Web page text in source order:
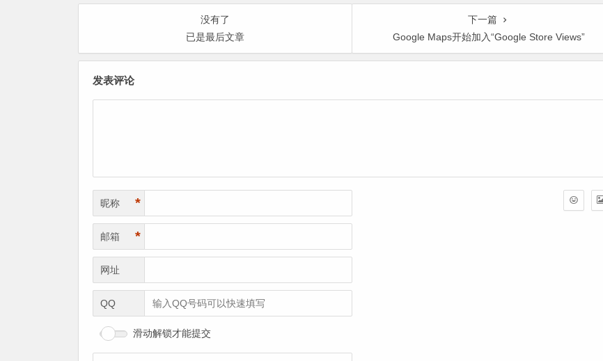
没有了
已是最后文章
下一篇
Google Maps开始加入“Google Store Views”
发表评论
昵称 *
邮箱 *
网址
QQ
滑动解锁才能提交